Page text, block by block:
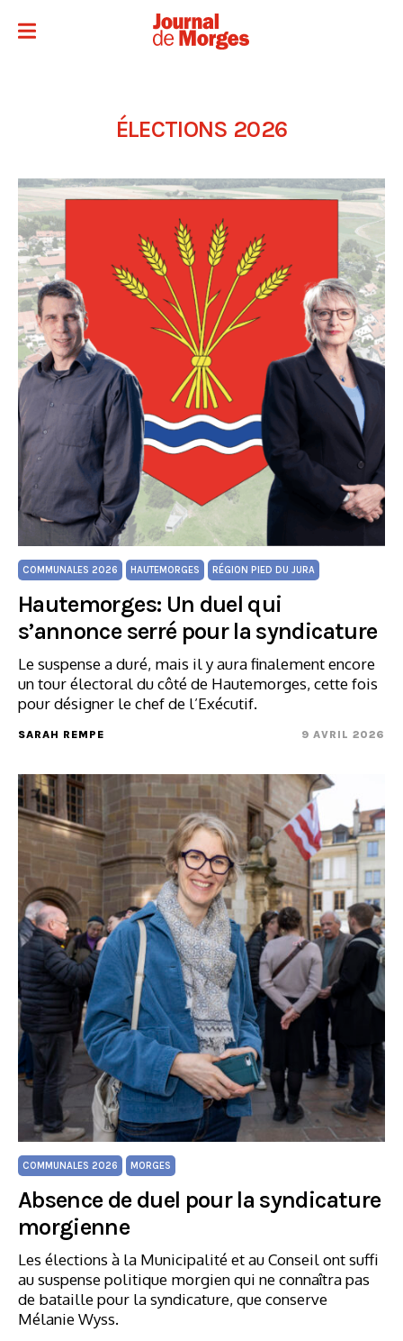
ÉLECTIONS 2026
COMMUNALES 2026 HAUTEMORGES RÉGION PIED DU JURA
Hautemorges: Un duel qui
s’annonce serré pour la syndicature
Le suspense a duré, mais il y aura finalement encore
un tour électoral du côté de Hautemorges, cette fois
pour désigner le chef de l’Exécutif.
SARAH REMPE 9 AVRIL 2026
COMMUNALES 2026 MORGES
Absence de duel pour la syndicature
morgienne
Les élections à la Municipalité et au Conseil ont suffi
au suspense politique morgien qui ne connaîtra pas
de bataille pour la syndicature, que conserve
Mélanie Wyss.